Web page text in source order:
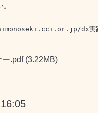
dx実践
.pdf (3.22MB)